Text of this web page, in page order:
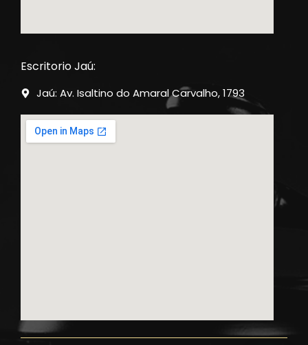
Escritorio Jaú:
Jaú: Av. Isaltino do Amaral Carvalho, 1793